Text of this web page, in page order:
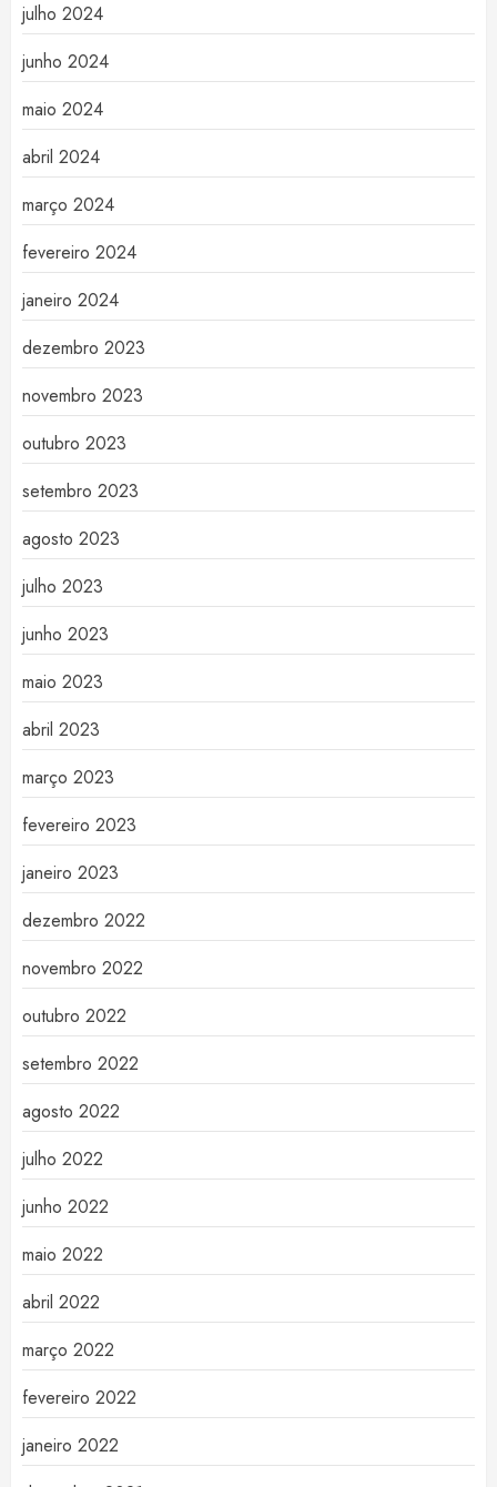
julho 2024
junho 2024
maio 2024
abril 2024
março 2024
fevereiro 2024
janeiro 2024
dezembro 2023
novembro 2023
outubro 2023
setembro 2023
agosto 2023
julho 2023
junho 2023
maio 2023
abril 2023
março 2023
fevereiro 2023
janeiro 2023
dezembro 2022
novembro 2022
outubro 2022
setembro 2022
agosto 2022
julho 2022
junho 2022
maio 2022
abril 2022
março 2022
fevereiro 2022
janeiro 2022